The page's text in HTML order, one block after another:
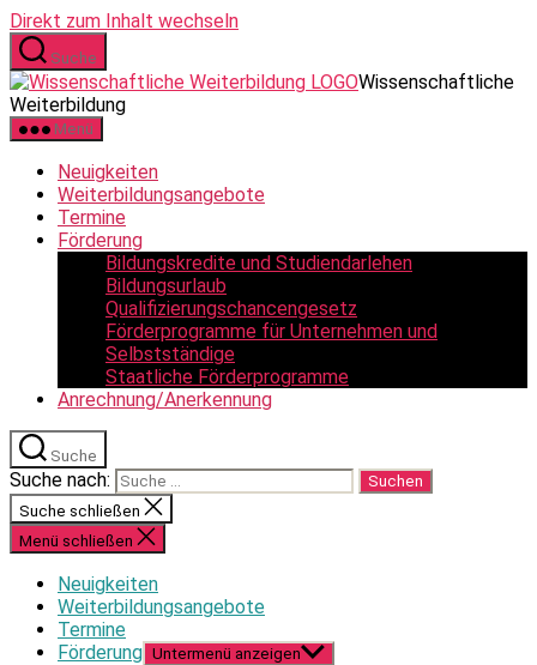
Direkt zum Inhalt wechseln
Suche
Wissenschaftliche
Weiterbildung
Menü
Neuigkeiten
Weiterbildungsangebote
Termine
Förderung
Bildungskredite und Studiendarlehen
Bildungsurlaub
Qualifizierungschancengesetz
Förderprogramme für Unternehmen und
Selbstständige
Staatliche Förderprogramme
Anrechnung/Anerkennung
Suche
Suche nach:
Suche schließen
Menü schließen
Neuigkeiten
Weiterbildungsangebote
Termine
Förderung Untermenü anzeigen